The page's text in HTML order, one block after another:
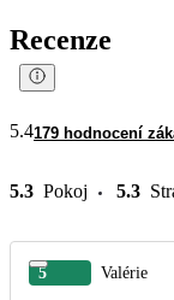
Recenze
5.4179 hodnocení
5.3 Pokoj 5.3
5 Valérie